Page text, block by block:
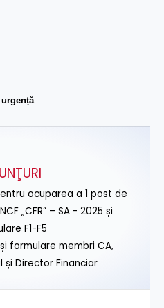
ocuparea a 1 post de
„CFR” – SA - 2025 și
F1-F5
formulare membri CA,
și Director Financiar